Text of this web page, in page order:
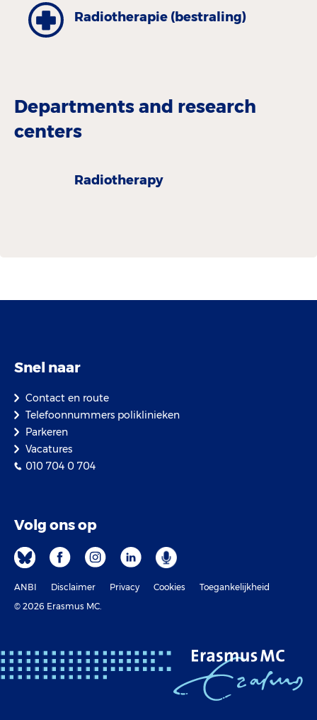
Radiotherapie (bestraling)
Departments and research
centers
Radiotherapy
Snel naar
Contact en route
Telefoonnummers poliklinieken
Parkeren
Vacatures
010 704 0 704
Volg ons op
ANBI Disclaimer Privacy Cookies
Toegankelijkheid
© 2026 Erasmus MC.